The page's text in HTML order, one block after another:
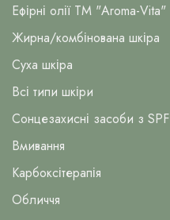
Ефірні олії ТМ "Aroma-Vita"
Жирна/комбінована шкіра
Суха шкіра
Всі типи шкіри
Сонцезахисні засоби з SPF
Вмивання
Карбоксітерапія
Обличчя